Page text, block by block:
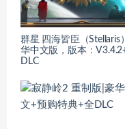
群星 四海皆臣（Stellaris
华中文版，版本：
DLC